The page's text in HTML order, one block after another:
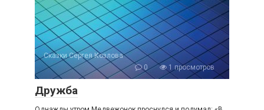
Сказки Сергея Козлова
0
1 просмотров
Дружба